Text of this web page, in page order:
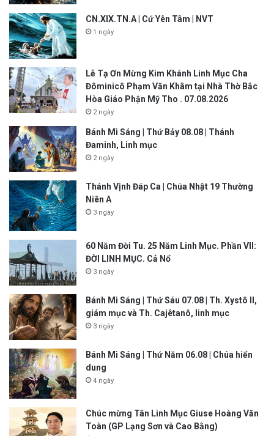
CN.XIX.TN.A | Cứ Yên Tâm | NVT
1 ngày
Lễ Tạ Ơn Mừng Kim Khánh Linh Mục Cha
Đôminicô Phạm Văn Khâm tại Nhà Thờ Bắc
Hòa Giáo Phận Mỹ Tho . 07.08.2026
2 ngày
Bánh Mì Sáng | Thứ Bảy 08.08 | Thánh
Đaminh, Linh mục
2 ngày
Thánh Vịnh Đáp Ca | Chúa Nhật 19 Thường
Niên A
3 ngày
60 Năm Đời Tu. 25 Năm Linh Mục. Phần VII:
ĐỜI LINH MỤC. Cả Nổ
3 ngày
Bánh Mì Sáng | Thứ Sáu 07.08 | Th. Xystô II,
giám mục và Th. Cajêtanô, linh mục
3 ngày
Bánh Mì Sáng | Thứ Năm 06.08 | Chúa hiển
dung
4 ngày
Chúc mừng Tân Linh Mục Giuse Hoàng Văn
Toàn (GP Lạng Sơn và Cao Bằng)